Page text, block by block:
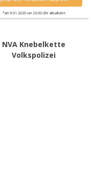
*am 9.01.2020 um 23:00 Uhr aktualisiert
NVA Knebelkette
Volkspolizei